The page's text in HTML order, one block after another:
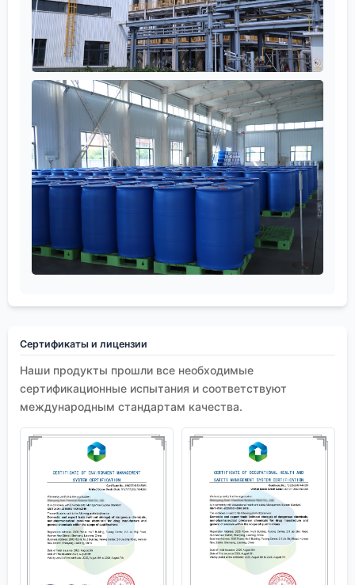
Сертификаты и лицензии
Наши продукты прошли все необходимые
сертификационные испытания и соответствуют
международным стандартам качества.